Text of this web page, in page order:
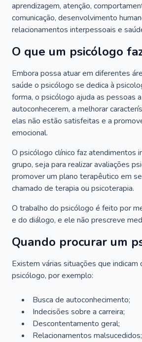
aprendizagem, atenção,
comunicação, desenvolvimento
relacionamentos interpessoais e
O que um psicólogo
Embora possa atuar em diferentes
saúde o psicólogo se dedica à
forma, o psicólogo ajuda as pessoas
autoconhecerem, a melhorar
elas não estão satisfeitas e a
emocional.
O psicólogo clínico faz atendimentos
grupo, seja para realizar avaliações
promover um plano terapêutico em
chamado de terapia ou psicoterapia.
O trabalho do psicólogo é feito por
e do diálogo, e ele não prescreve
Quando procurar um
Existem várias situações que indicam
psicólogo, por exemplo:
Busca de autoconhecimento;
Indecisões sobre a carreira;
Descontentamento geral;
Relacionamentos malsucedidos;